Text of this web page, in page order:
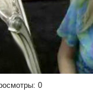
: 0